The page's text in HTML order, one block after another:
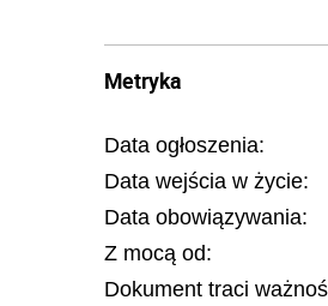
Metryka
Data ogłoszenia:
Data wejścia w życie:
Data obowiązywania:
Z mocą od:
Dokument traci